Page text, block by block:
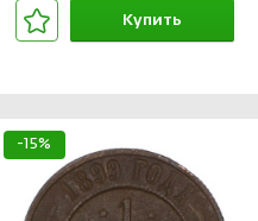
Купить
-15%